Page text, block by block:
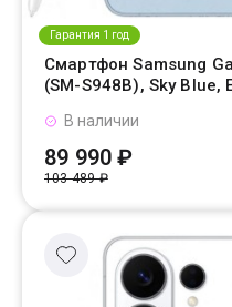
Гарантия 1 год
Смартфон Samsung
(SM-S948B), Sky Blue,
В наличии
89 990 ₽
103 489 ₽